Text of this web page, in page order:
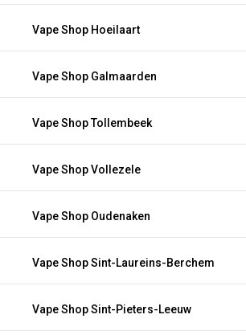
Vape Shop Hoeilaart
Vape Shop Galmaarden
Vape Shop Tollembeek
Vape Shop Vollezele
Vape Shop Oudenaken
Vape Shop Sint-Laureins-Berchem
Vape Shop Sint-Pieters-Leeuw